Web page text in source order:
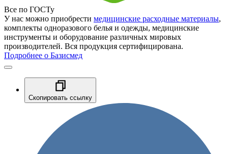
Все по ГОСТу
У нас можно приобрести медицинские расходные материалы,
комплекты одноразового белья и одежды, медицинские
инструменты и оборудование различных мировых
производителей. Вся продукция сертифицирована.
Подробнее о Базисмед
Скопировать ссылку